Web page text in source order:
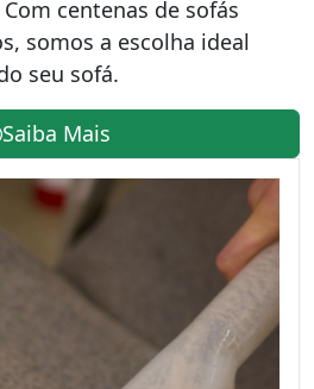
centenas de sofás
somos a escolha ideal
seu sofá.
Saiba Mais